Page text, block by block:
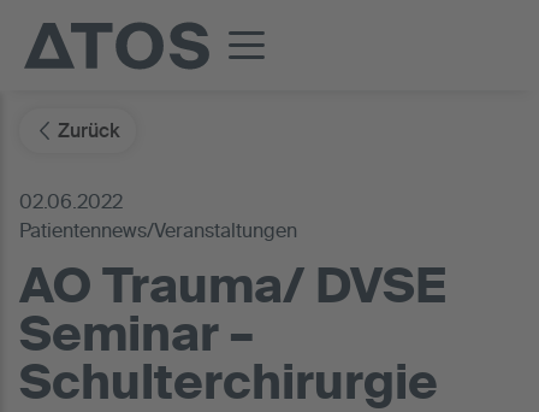
Zurück
02.06.2022
Patientennews/Veranstaltungen
AO Trauma/ DVSE
Seminar –
Schulterchirurgie